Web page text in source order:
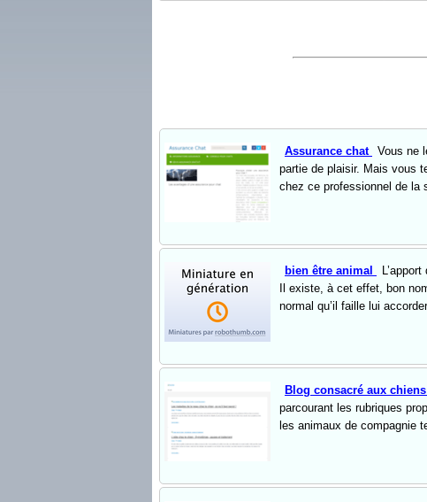
Assurance chat Vous ne
partie de plaisir. Mais vous
chez ce professionnel de la
bien être animal
Il existe, à cet effet, bon
normal qu’il faille lui
Blog consacré aux chiens
parcourant les rubriques
les animaux de compagnie